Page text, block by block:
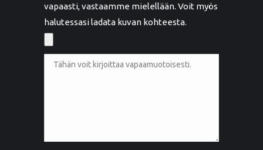
vapaasti, vastaamme mielellään. Voit myös
halutessasi ladata kuvan kohteesta.